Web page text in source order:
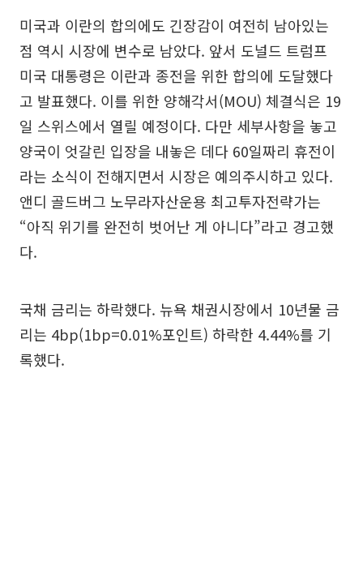
미국과 이란의 합의에도 긴장감이 여전히 남아있는
점 역시 시장에 변수로 남았다. 앞서 도널드 트럼프
미국 대통령은 이란과 종전을 위한 합의에 도달했다
고 발표했다. 이를 위한 양해각서(MOU) 체결식은 19
일 스위스에서 열릴 예정이다. 다만 세부사항을 놓고
양국이 엇갈린 입장을 내놓은 데다 60일짜리 휴전이
라는 소식이 전해지면서 시장은 예의주시하고 있다.
앤디 골드버그 노무라자산운용 최고투자전략가는
“아직 위기를 완전히 벗어난 게 아니다”라고 경고했
다.
국채 금리는 하락했다. 뉴욕 채권시장에서 10년물 금
리는 4bp(1bp=0.01%포인트) 하락한 4.44%를 기
록했다.